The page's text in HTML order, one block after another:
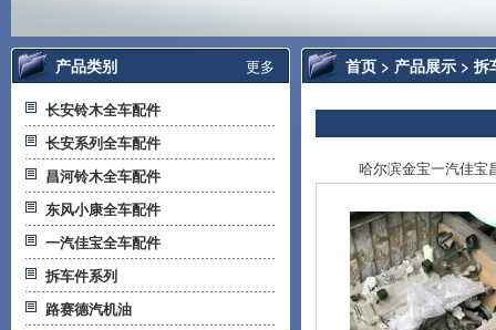
更多
产品类别
长安铃木全车配件
长安系列全车配件
昌河铃木全车配件
东风小康全车配件
一汽佳宝全车配件
拆车件系列
路赛德汽机油
首页 > 产品展示 > 拆
哈尔滨金宝一汽佳宝